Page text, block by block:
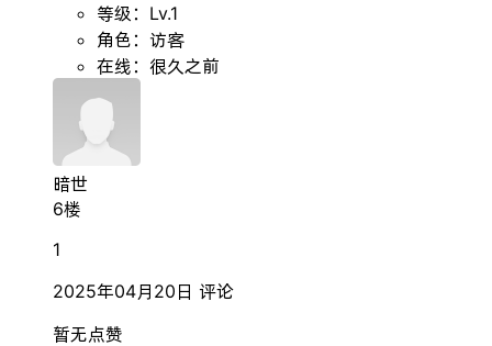
等级：Lv.1
角色：访客
在线：很久之前
暗世
6楼
1
2025年04月20日 评论
暂无点赞